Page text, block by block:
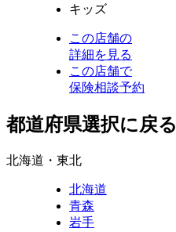
キッズ
この店舗の
詳細を見る
この店舗で
保険相談予約
都道府県選択に戻る
北海道・東北
北海道
青森
岩手